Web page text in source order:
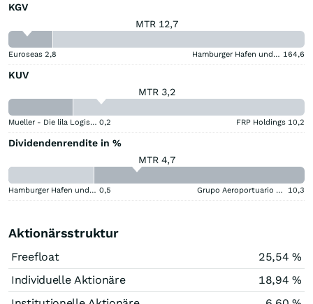
KGV
MTR 12,7
Euroseas 2,8 Hamburger Hafen und Logistik 164,6
KUV
MTR 3,2
Mueller - Die lila Logistik 0,2 FRP Holdings 10,2
Dividendenrendite in %
MTR 4,7
Hamburger Hafen und Logistik 0,5 Grupo Aeroportuario del Centro Norte SAB de CV (B) (B) 10,3
Aktionärsstruktur
Freefloat
25,54 %
Individuelle Aktionäre
18,94 %